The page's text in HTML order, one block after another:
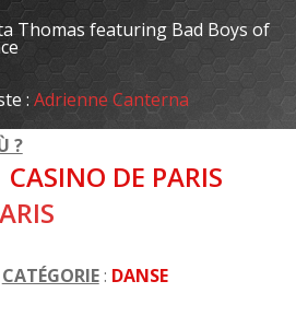
Thomas featuring Bad Boys of
:Adrienne Canterna
?
CASINO DE PARIS
CATÉGORIE: DANSE